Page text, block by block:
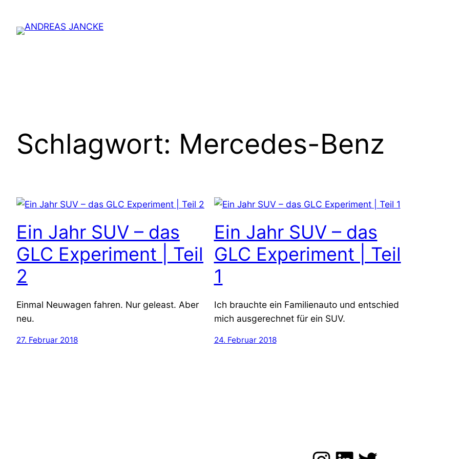
springen
Schlagwort: Mercedes-Benz
Ein Jahr SUV – das
GLC Experiment | Teil
2
Einmal Neuwagen fahren. Nur geleast. Aber
neu.
27. Februar 2018
Ein Jahr SUV – das
GLC Experiment | Teil
1
Ich brauchte ein Familienauto und entschied
mich ausgerechnet für ein SUV.
24. Februar 2018